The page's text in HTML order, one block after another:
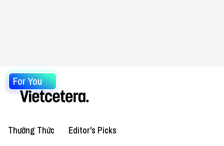
For You
Thưởng Thức Editor's Picks